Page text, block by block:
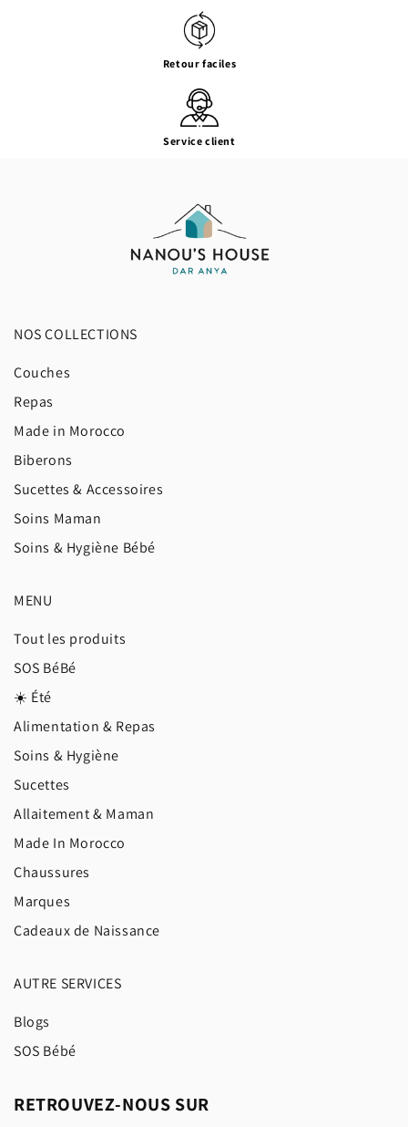
Retour faciles
Service client
NOS COLLECTIONS
Couches
Repas
Made in Morocco
Biberons
Sucettes & Accessoires
Soins Maman
Soins & Hygiène Bébé
MENU
Tout les produits
SOS BéBé
☀️ Été
Alimentation & Repas
Soins & Hygiène
Sucettes
Allaitement & Maman
Made In Morocco
Chaussures
Marques
Cadeaux de Naissance
AUTRE SERVICES
Blogs
SOS Bébé
RETROUVEZ-NOUS SUR